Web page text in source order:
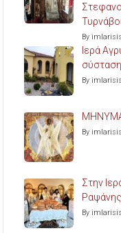
By
Ιερά
By
By
Στην
By